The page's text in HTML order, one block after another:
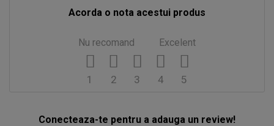
Acorda o nota acestui produs
Nu recomand Excelent
5
4
3
2
1
Conecteaza-te pentru a adauga un review!